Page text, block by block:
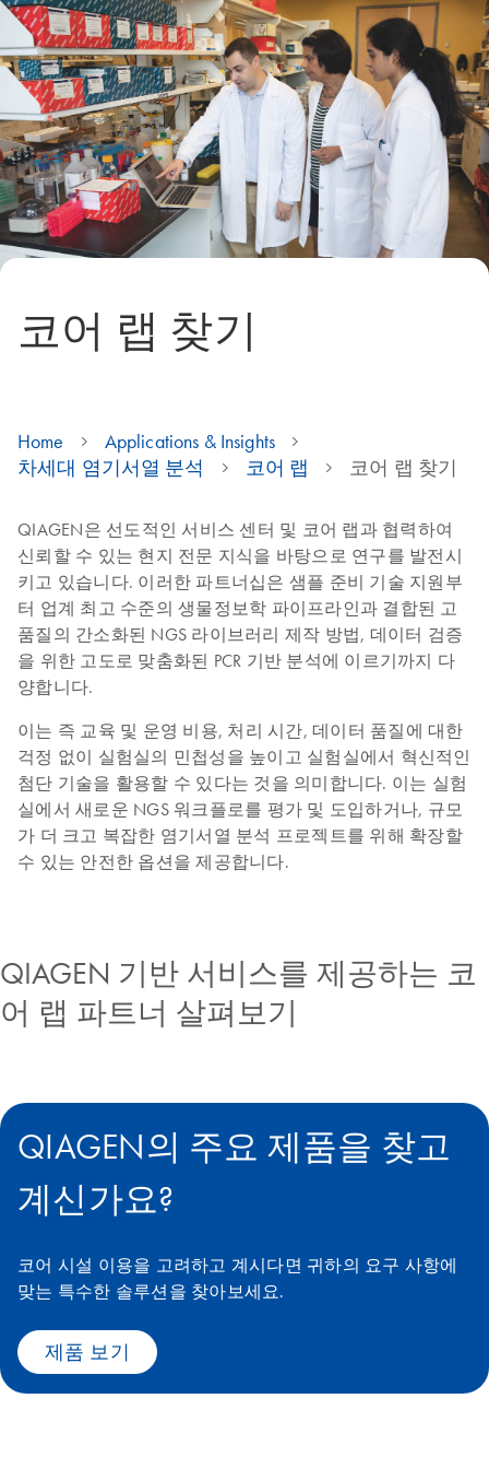
코어 랩 찾기
Home
Applications & Insights
차세대 염기서열 분석
코어 랩 코어 랩 찾기
QIAGEN은 선도적인 서비스 센터 및 코어 랩과 협력하여
신뢰할 수 있는 현지 전문 지식을 바탕으로 연구를 발전시
키고 있습니다. 이러한 파트너십은 샘플 준비 기술 지원부
터 업계 최고 수준의 생물정보학 파이프라인과 결합된 고
품질의 간소화된 NGS 라이브러리 제작 방법, 데이터 검증
을 위한 고도로 맞춤화된 PCR 기반 분석에 이르기까지 다
양합니다.
이는 즉 교육 및 운영 비용, 처리 시간, 데이터 품질에 대한
걱정 없이 실험실의 민첩성을 높이고 실험실에서 혁신적인
첨단 기술을 활용할 수 있다는 것을 의미합니다. 이는 실험
실에서 새로운 NGS 워크플로를 평가 및 도입하거나, 규모
가 더 크고 복잡한 염기서열 분석 프로젝트를 위해 확장할
수 있는 안전한 옵션을 제공합니다.
QIAGEN 기반 서비스를 제공하는 코
어 랩 파트너 살펴보기
QIAGEN의 주요 제품을 찾고
계신가요?
코어 시설 이용을 고려하고 계시다면 귀하의 요구 사항에
맞는 특수한 솔루션을 찾아보세요.
제품 보기